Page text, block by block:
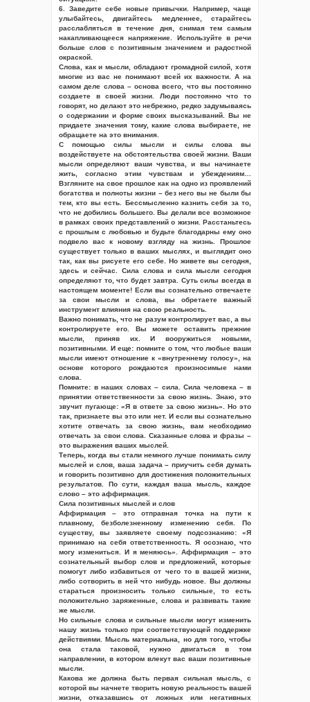
6. Заведите себе новые привычки. Например, чаще
улыбайтесь, двигайтесь медленнее, старайтесь
расслабляться в течение дня, снимая тем самым
накапливающееся напряжение. Используйте в речи
больше слов с позитивным значением и радостной
окраской.
Слова, как и мысли, обладают громадной силой, хотя
многие из вас не понимают всей их важности. А на
самом деле слова – основа всего, что вы постоянно
создаете в своей жизни. Люди постоянно что то
говорят, но делают это небрежно, редко задумываясь
о содержании и форме своих высказываний. Вы не
придаете значения тому, какие слова выбираете, не
обращаете на это внимания.
С помощью силы мысли и силы слова вы
воздействуете на обстоятельства своей жизни. Ваши
мысли определяют ваши чувства, и вы начинаете
жить, согласно этим чувствам и убеждениям…
Взгляните на свое прошлое как на одно из проявлений
богатства и полноты жизни – без него вы не были бы
тем, кто вы есть. Бессмысленно казнить себя за то,
что не добились большего. Вы делали все возможное
в рамках своих представлений о жизни. Расстаньтесь
с прошлым с любовью и будьте благодарны ему оно
подвело вас к новому взгляду на жизнь. Прошлое
существует только в ваших мыслях, и выглядит оно
так, как вы рисуете его себе. Но живете вы сегодня,
здесь и сейчас. Сила слова и сила мысли сегодня
определяют то, что будет завтра. Суть силы всегда в
настоящем моменте! Если вы сознательно отвечаете
за свои мысли и слова, вы обретаете важный
инструмент влияния на свою реальность.
Важно понимать, что не разум контролирует вас, а вы
контролируете его. Вы можете оставить прежние
мысли, приняв их. И вооружиться новыми,
позитивными. И еще: помните о том, что любые ваши
мысли имеют отношение к «внутреннему голосу», на
основе которого рождаются произносимые нами
слова.
Помните: в наших словах – сила. Сила человека – в
принятии ответственности за свою жизнь. Знаю, это
звучит пугающе: «Я в ответе за свою жизнь». Но это
так, признаете вы это или нет. И если вы сознательно
хотите отвечать за свою жизнь, вам необходимо
отвечать за свои слова. Сказанные слова и фразы –
это выражения ваших мыслей.
Теперь, когда вы стали немного лучше понимать силу
мыслей и слов, ваша задача – приучить себя думать
и говорить позитивно для достижения положительных
результатов. По сути, каждая ваша мысль, каждое
слово – это аффирмация.
Сила позитивных мыслей и слов
Аффирмация – это отправная точка на пути к
плавному, безболезненному изменению себя. По
существу, вы заявляете своему подсознанию: «Я
принимаю на себя ответственность. Я осознаю, что
могу измениться. И я меняюсь». Аффирмация – это
сознательный выбор слов и предложений, которые
помогут либо избавиться от чего то в вашей жизни,
либо сотворить в ней что нибудь новое. Вы должны
стараться произносить только сильные, то есть
положительно заряженные, слова и развивать такие
же мысли.
Но сильные слова и сильные мысли могут изменить
нашу жизнь только при соответствующей поддержке
действиями. Мысль материальна, но для того, чтобы
она стала таковой, нужно двигаться в том
направлении, в котором влекут вас ваши позитивные
мысли.
Какова же должна быть первая сильная мысль, с
которой вы начнете творить новую реальность вашей
жизни, отказавшись от ложных или негативных